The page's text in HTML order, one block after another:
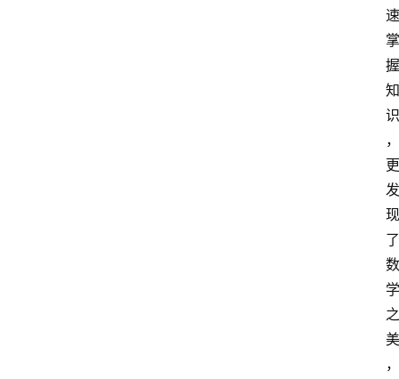
速
掌
握
知
识
，
更
发
现
了
数
学
之
美
，